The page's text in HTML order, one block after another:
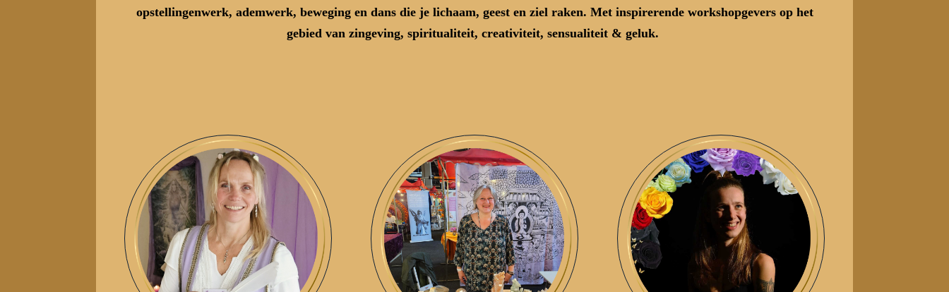
opstellingenwerk, ademwerk, beweging en dansdie je lichaam, geest en ziel raken. Met inspirerende workshopgevers op het
gebied van zingeving, spiritualiteit, creativiteit, sensualiteit & geluk.